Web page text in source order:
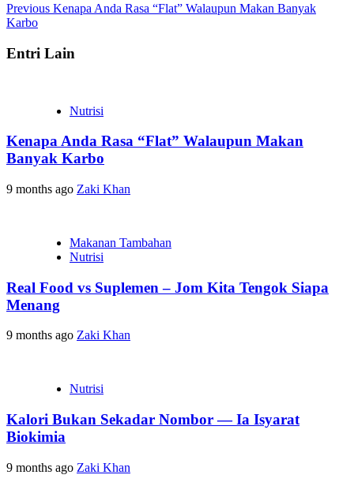
Previous Kenapa Anda Rasa “Flat” Walaupun Makan Banyak
Karbo
Entri Lain
Nutrisi
Kenapa Anda Rasa “Flat” Walaupun Makan
Banyak Karbo
9 months ago Zaki Khan
Makanan Tambahan
Nutrisi
Real Food vs Suplemen – Jom Kita Tengok Siapa
Menang
9 months ago Zaki Khan
Nutrisi
Kalori Bukan Sekadar Nombor — Ia Isyarat
Biokimia
9 months ago Zaki Khan